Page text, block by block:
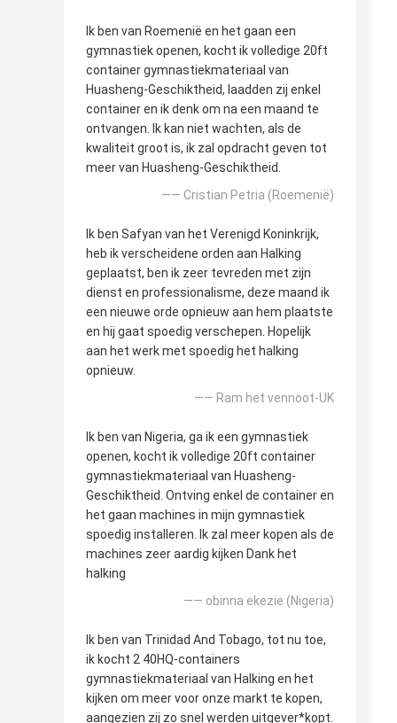
Ik ben van Roemenië en het gaan een
gymnastiek openen, kocht ik volledige 20ft
container gymnastiekmateriaal van
Huasheng-Geschiktheid, laadden zij enkel
container en ik denk om na een maand te
ontvangen. Ik kan niet wachten, als de
kwaliteit groot is, ik zal opdracht geven tot
meer van Huasheng-Geschiktheid.
—— Cristian Petria (Roemenië)
Ik ben Safyan van het Verenigd Koninkrijk,
heb ik verscheidene orden aan Halking
geplaatst, ben ik zeer tevreden met zijn
dienst en professionalisme, deze maand ik
een nieuwe orde opnieuw aan hem plaatste
en hij gaat spoedig verschepen. Hopelijk
aan het werk met spoedig het halking
opnieuw.
—— Ram het vennoot-UK
Ik ben van Nigeria, ga ik een gymnastiek
openen, kocht ik volledige 20ft container
gymnastiekmateriaal van Huasheng-
Geschiktheid. Ontving enkel de container en
het gaan machines in mijn gymnastiek
spoedig installeren. Ik zal meer kopen als de
machines zeer aardig kijken Dank het
halking
—— obinna ekezie (Nigeria)
Ik ben van Trinidad And Tobago, tot nu toe,
ik kocht 2 40HQ-containers
gymnastiekmateriaal van Halking en het
kijken om meer voor onze markt te kopen,
aangezien zij zo snel werden uitgever*kopt.